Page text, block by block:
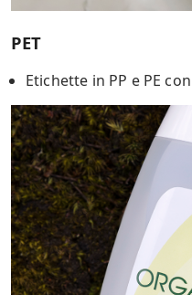
PET
Etichette in PP e PE